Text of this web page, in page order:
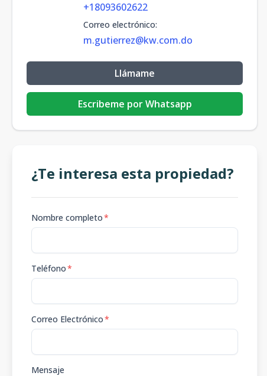
+18093602622
Correo electrónico:
m.gutierrez@kw.com.do
Llámame
Escribeme por Whatsapp
¿Te interesa esta propiedad?
Nombre completo*
Teléfono*
Correo Electrónico*
Mensaje